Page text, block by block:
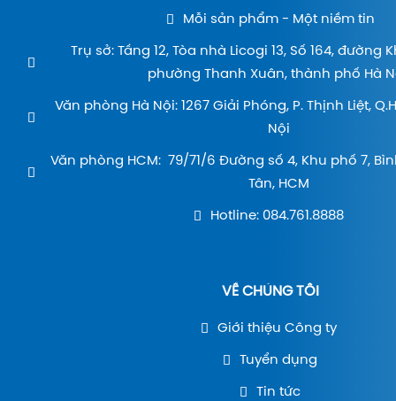
Mỗi sản phẩm - Một niềm tin
Trụ sở: Tầng 12, Tòa nhà Licogi 13, Số 164, đường
phường Thanh Xuân, thành phố Hà
Văn phòng Hà Nội: 1267 Giải Phóng, P. Thịnh Liệt,
Nội
Văn phòng HCM: 79/71/6 Đường số 4, Khu phố 7,
Tân, HCM
Hotline: 084.761.8888
VỀ CHÚNG TÔI
Giới thiệu Công ty
Tuyển dụng
Tin tức